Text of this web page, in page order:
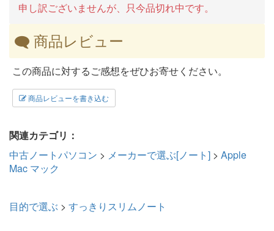
申し訳ございませんが、只今品切れ中です。
商品レビュー
この商品に対するご感想をぜひお寄せください。
商品レビューを書き込む
関連カテゴリ：
中古ノートパソコン > メーカーで選ぶ[ノート] > Apple
Mac マック
目的で選ぶ > すっきりスリムノート